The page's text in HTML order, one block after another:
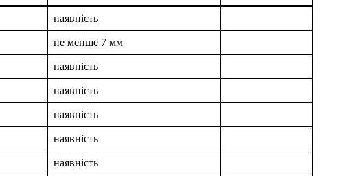
наявність
не менше 7 мм
наявність
наявність
наявність
наявність
наявність